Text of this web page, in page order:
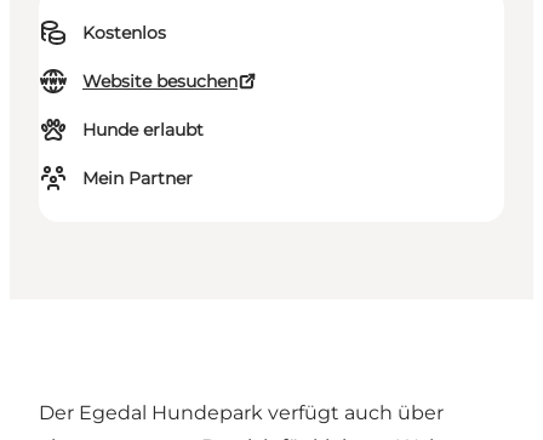
Kostenlos
Website besuchen
Hunde erlaubt
Mein Partner
Der Egedal Hundepark verfügt auch über